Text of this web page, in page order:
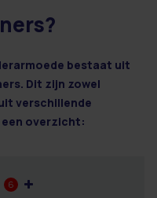
bestaat uit
Dit zijn zowel
verschillende
een overzicht:
6